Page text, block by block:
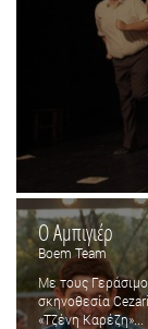
Ο Αμπιγιέρ
Boem Team
Με τους
σκηνοθεσία
«Τζένη Καρέζη»...